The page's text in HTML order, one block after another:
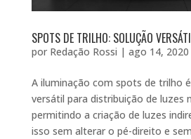
SPOTS DE TRILHO: SOLUÇÃO
por Redação Rossi | ago 14, 2020
A iluminação com spots de trilho
versátil para distribuição de luzes
permitindo a criação de luzes
isso sem alterar o pé-direito e